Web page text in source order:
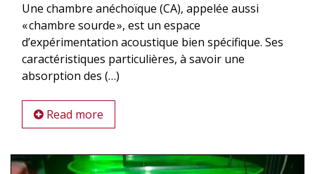
Une chambre anéchoïque (CA), appelée aussi
« chambre sourde », est un espace
d’expérimentation acoustique bien spécifique. Ses
caractéristiques particulières, à savoir une
absorption des (…)
Read more